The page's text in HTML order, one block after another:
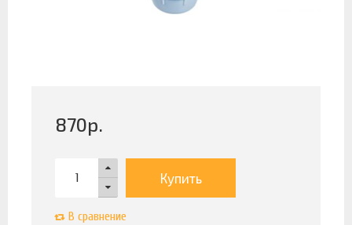
870р.
Купить
В сравнение